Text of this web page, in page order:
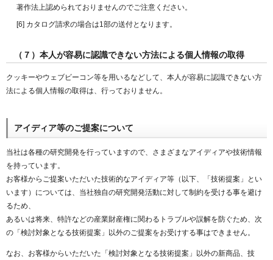
著作法上認められておりませんのでご注意ください。
[6] カタログ請求の場合は1部の送付となります。
（７）本人が容易に認識できない方法による個人情報の取得
クッキーやウェブビーコン等を用いるなどして、本人が容易に認識できない方
法による個人情報の取得は、行っておりません。
アイディア等のご提案について
当社は各種の研究開発を行っていますので、さまざまなアイディアや技術情報
を持っています。
お客様からご提案いただいた技術的なアイディア等（以下、「技術提案」とい
います）については、当社独自の研究開発活動に対して制約を受ける事を避け
るため、
あるいは将来、特許などの産業財産権に関わるトラブルや誤解を防ぐため、次
の「検討対象となる技術提案」以外のご提案をお受けする事はできません。
なお、お客様からいただいた「検討対象となる技術提案」以外の新商品、技